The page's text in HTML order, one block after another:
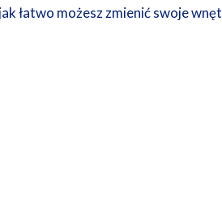
łatwo możesz zmienić swoje